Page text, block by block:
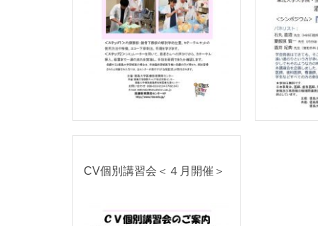
CV個別講習会＜４月開催＞